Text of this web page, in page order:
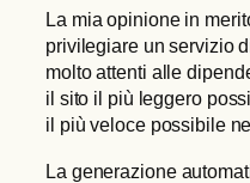
La mia opinione in
privilegiare un servizio
molto attenti alle
il sito il più leggero
il più veloce possibile
La generazione